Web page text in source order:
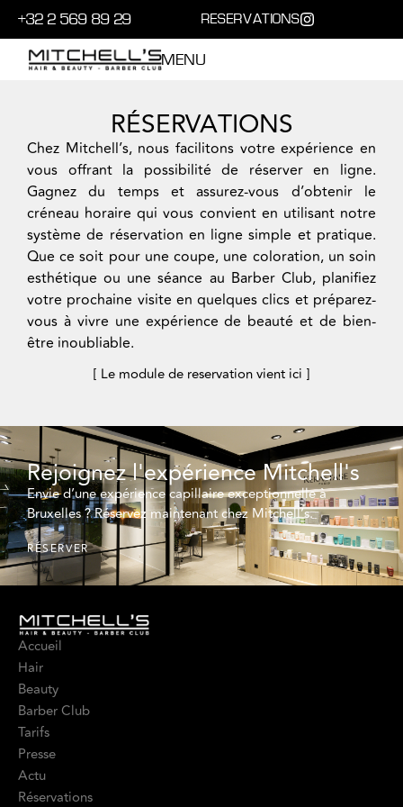
+32 2 569 89 29 RESERVATIONS
MENU
RÉSERVATIONS
Chez Mitchell’s, nous facilitons votre expérience en
vous offrant la possibilité de réserver en ligne.
Gagnez du temps et assurez-vous d’obtenir le
créneau horaire qui vous convient en utilisant notre
système de réservation en ligne simple et pratique.
Que ce soit pour une coupe, une coloration, un soin
esthétique ou une séance au Barber Club, planifiez
votre prochaine visite en quelques clics et préparez-
vous à vivre une expérience de beauté et de bien-
être inoubliable.
[ Le module de reservation vient ici ]
Rejoignez l'expérience Mitchell's
Envie d’une expérience capillaire exceptionnelle à
Bruxelles ? Réservez maintenant chez Mitchell’s.
RÉSERVER
Accueil
Hair
Beauty
Barber Club
Tarifs
Presse
Actu
Réservations